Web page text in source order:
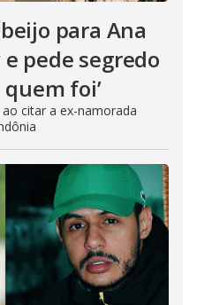
para Ana
pede segredo
quem foi’
citar a ex-namorada